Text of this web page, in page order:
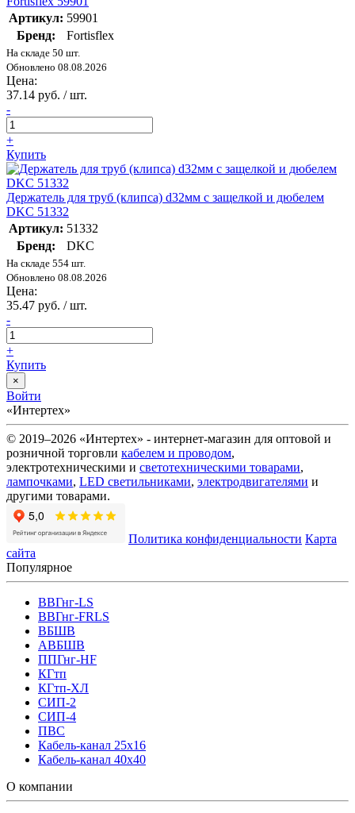
Артикул: 59901
Бренд:
Fortisflex
На складе 50 шт.
Обновлено 08.08.2026
Цена:
37.14 руб. / шт.
-
+
Купить
Держатель для труб (клипса) d32мм с защелкой и дюбелем
DKC 51332
Артикул: 51332
Бренд:
DKC
На складе 554 шт.
Обновлено 08.08.2026
Цена:
35.47 руб. / шт.
-
+
Купить
×
Войти
«Интертех»
© 2019–2026 «Интертех» - интернет-магазин для оптовой и
розничной торговли кабелем и проводом,
электротехническими и светотехническими товарами,
лампочками, LED светильниками, электродвигателями и
другими товарами.
Политика конфиденциальности Карта
сайта
Популярное
ВВГнг-LS
ВВГнг-FRLS
ВБШВ
АВБШВ
ППГнг-HF
КГтп
КГтп-ХЛ
СИП-2
СИП-4
ПВС
Кабель-канал 25х16
Кабель-канал 40х40
О компании